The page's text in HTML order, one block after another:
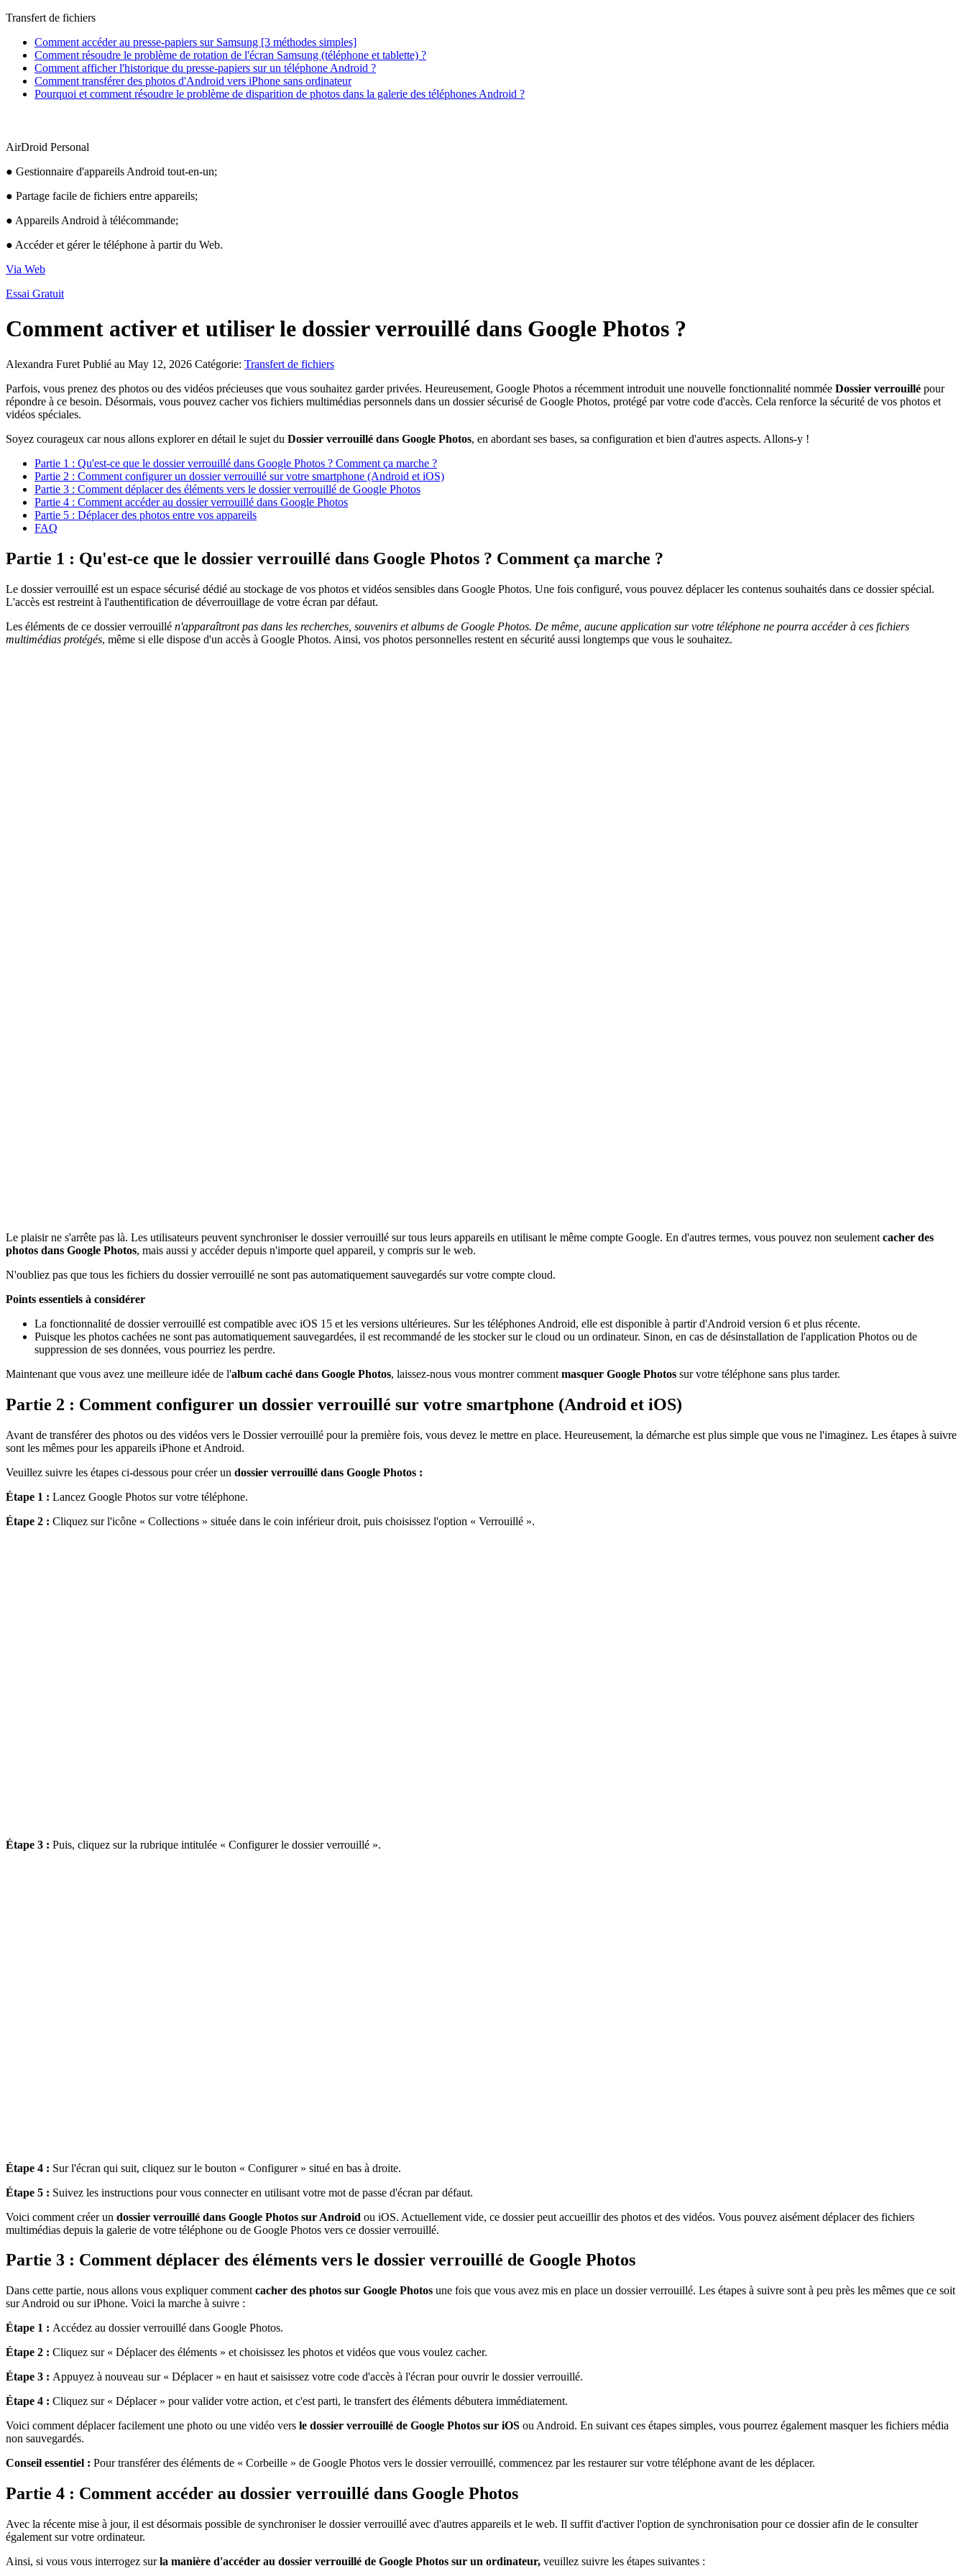
Transfert de fichiers
Comment accéder au presse-papiers sur Samsung [3 méthodes simples]
Comment résoudre le problème de rotation de l'écran Samsung (téléphone et tablette) ?
Comment afficher l'historique du presse-papiers sur un téléphone Android ?
Comment transférer des photos d'Android vers iPhone sans ordinateur
Pourquoi et comment résoudre le problème de disparition de photos dans la galerie des téléphones Android ?
AirDroid Personal
● Gestionnaire d'appareils Android tout-en-un;
● Partage facile de fichiers entre appareils;
● Appareils Android à télécommande;
● Accéder et gérer le téléphone à partir du Web.
Via Web
Essai Gratuit
Comment activer et utiliser le dossier verrouillé dans Google Photos ?
Alexandra Furet Publié au May 12, 2026 Catégorie: Transfert de fichiers
Parfois, vous prenez des photos ou des vidéos précieuses que vous souhaitez garder privées. Heureusement, Google Photos a récemment introduit une nouvelle fonctionnalité nommée Dossier verrouillé pour
répondre à ce besoin. Désormais, vous pouvez cacher vos fichiers multimédias personnels dans un dossier sécurisé de Google Photos, protégé par votre code d'accès. Cela renforce la sécurité de vos photos et
vidéos spéciales.
Soyez courageux car nous allons explorer en détail le sujet du Dossier verrouillé dans Google Photos, en abordant ses bases, sa configuration et bien d'autres aspects. Allons-y !
Partie 1 : Qu'est-ce que le dossier verrouillé dans Google Photos ? Comment ça marche ?
Partie 2 : Comment configurer un dossier verrouillé sur votre smartphone (Android et iOS)
Partie 3 : Comment déplacer des éléments vers le dossier verrouillé de Google Photos
Partie 4 : Comment accéder au dossier verrouillé dans Google Photos
Partie 5 : Déplacer des photos entre vos appareils
FAQ
Partie 1 : Qu'est-ce que le dossier verrouillé dans Google Photos ? Comment ça marche ?
Le dossier verrouillé est un espace sécurisé dédié au stockage de vos photos et vidéos sensibles dans Google Photos. Une fois configuré, vous pouvez déplacer les contenus souhaités dans ce dossier spécial.
L'accès est restreint à l'authentification de déverrouillage de votre écran par défaut.
Les éléments de ce dossier verrouillé n'apparaîtront pas dans les recherches, souvenirs et albums de Google Photos. De même, aucune application sur votre téléphone ne pourra accéder à ces fichiers
multimédias protégés, même si elle dispose d'un accès à Google Photos. Ainsi, vos photos personnelles restent en sécurité aussi longtemps que vous le souhaitez.
Le plaisir ne s'arrête pas là. Les utilisateurs peuvent synchroniser le dossier verrouillé sur tous leurs appareils en utilisant le même compte Google. En d'autres termes, vous pouvez non seulement cacher des
photos dans Google Photos, mais aussi y accéder depuis n'importe quel appareil, y compris sur le web.
N'oubliez pas que tous les fichiers du dossier verrouillé ne sont pas automatiquement sauvegardés sur votre compte cloud.
Points essentiels à considérer
La fonctionnalité de dossier verrouillé est compatible avec iOS 15 et les versions ultérieures. Sur les téléphones Android, elle est disponible à partir d'Android version 6 et plus récente.
Puisque les photos cachées ne sont pas automatiquement sauvegardées, il est recommandé de les stocker sur le cloud ou un ordinateur. Sinon, en cas de désinstallation de l'application Photos ou de
suppression de ses données, vous pourriez les perdre.
Maintenant que vous avez une meilleure idée de l'album caché dans Google Photos, laissez-nous vous montrer comment masquer Google Photos sur votre téléphone sans plus tarder.
Partie 2 : Comment configurer un dossier verrouillé sur votre smartphone (Android et iOS)
Avant de transférer des photos ou des vidéos vers le Dossier verrouillé pour la première fois, vous devez le mettre en place. Heureusement, la démarche est plus simple que vous ne l'imaginez. Les étapes à suivre
sont les mêmes pour les appareils iPhone et Android.
Veuillez suivre les étapes ci-dessous pour créer un dossier verrouillé dans Google Photos :
Étape 1 : Lancez Google Photos sur votre téléphone.
Étape 2 : Cliquez sur l'icône « Collections » située dans le coin inférieur droit, puis choisissez l'option « Verrouillé ».
Étape 3 : Puis, cliquez sur la rubrique intitulée « Configurer le dossier verrouillé ».
Étape 4 : Sur l'écran qui suit, cliquez sur le bouton « Configurer » situé en bas à droite.
Étape 5 : Suivez les instructions pour vous connecter en utilisant votre mot de passe d'écran par défaut.
Voici comment créer un dossier verrouillé dans Google Photos sur Android ou iOS. Actuellement vide, ce dossier peut accueillir des photos et des vidéos. Vous pouvez aisément déplacer des fichiers
multimédias depuis la galerie de votre téléphone ou de Google Photos vers ce dossier verrouillé.
Partie 3 : Comment déplacer des éléments vers le dossier verrouillé de Google Photos
Dans cette partie, nous allons vous expliquer comment cacher des photos sur Google Photos une fois que vous avez mis en place un dossier verrouillé. Les étapes à suivre sont à peu près les mêmes que ce soit
sur Android ou sur iPhone. Voici la marche à suivre :
Étape 1 : Accédez au dossier verrouillé dans Google Photos.
Étape 2 : Cliquez sur « Déplacer des éléments » et choisissez les photos et vidéos que vous voulez cacher.
Étape 3 : Appuyez à nouveau sur « Déplacer » en haut et saisissez votre code d'accès à l'écran pour ouvrir le dossier verrouillé.
Étape 4 : Cliquez sur « Déplacer » pour valider votre action, et c'est parti, le transfert des éléments débutera immédiatement.
Voici comment déplacer facilement une photo ou une vidéo vers le dossier verrouillé de Google Photos sur iOS ou Android. En suivant ces étapes simples, vous pourrez également masquer les fichiers média
non sauvegardés.
Conseil essentiel : Pour transférer des éléments de « Corbeille » de Google Photos vers le dossier verrouillé, commencez par les restaurer sur votre téléphone avant de les déplacer.
Partie 4 : Comment accéder au dossier verrouillé dans Google Photos
Avec la récente mise à jour, il est désormais possible de synchroniser le dossier verrouillé avec d'autres appareils et le web. Il suffit d'activer l'option de synchronisation pour ce dossier afin de le consulter
également sur votre ordinateur.
Ainsi, si vous vous interrogez surla manière d'accéder au dossier verrouillé de Google Photos sur un ordinateur, veuillez suivre les étapes suivantes :